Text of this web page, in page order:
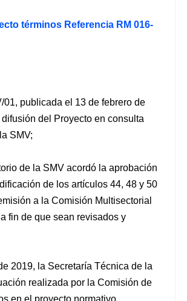
términos Referencia RM 016-
publicada el 13 de febrero de
del Proyecto en consulta
SMV;
de la SMV acordó la aprobación
de los artículos 44, 48 y 50
a la Comisión Multisectorial
fin de que sean revisados y
2019, la Secretaría Técnica de la
realizada por la Comisión de
en el proyecto normativo